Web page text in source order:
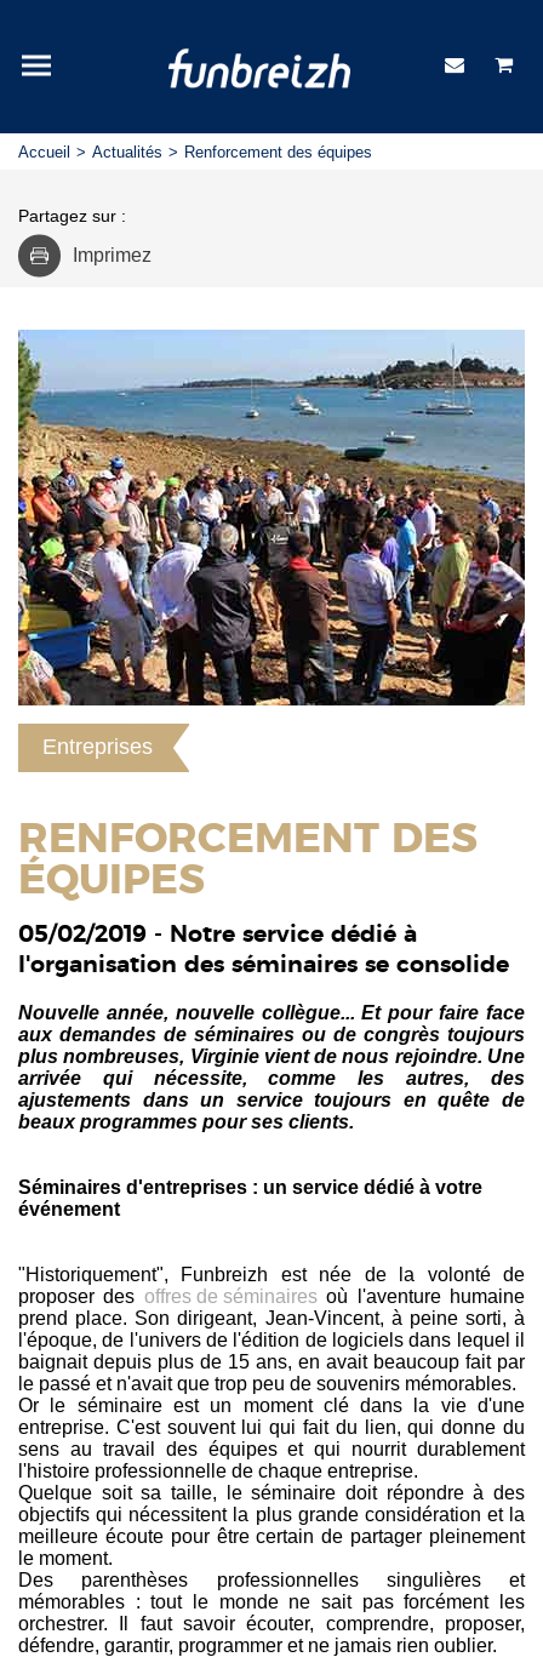
Accueil Actualités Renforcement des équipes
Partagez sur :
Imprimez
Entreprises
RENFORCEMENT DES
ÉQUIPES
05/02/2019 - Notre service dédié à
l'organisation des séminaires se consolide
Nouvelle année, nouvelle collègue... Et pour faire face
aux demandes de séminaires ou de congrès toujours
plus nombreuses, Virginie vient de nous rejoindre. Une
arrivée qui nécessite, comme les autres, des
ajustements dans un service toujours en quête de
beaux programmes pour ses clients.
Séminaires d'entreprises : un service dédié à votre
événement
"Historiquement", Funbreizh est née de la volonté de
proposer des offres de séminairesoù l'aventure humaine
prend place. Son dirigeant, Jean-Vincent, à peine sorti, à
l'époque, de l'univers de l'édition de logiciels dans lequel il
baignait depuis plus de 15 ans, en avait beaucoup fait par
le passé et n'avait que trop peu de souvenirs mémorables.
Or le séminaire est un moment clé dans la vie d'une
entreprise. C'est souvent lui qui fait du lien, qui donne du
sens au travail des équipes et qui nourrit durablement
l'histoire professionnelle de chaque entreprise.
Quelque soit sa taille, le séminaire doit répondre à des
objectifs qui nécessitent la plus grande considération et la
meilleure écoute pour être certain de partager pleinement
le moment.
Des parenthèses professionnelles singulières et
mémorables : tout le monde ne sait pas forcément les
orchestrer. Il faut savoir écouter, comprendre, proposer,
défendre, garantir, programmer et ne jamais rien oublier.